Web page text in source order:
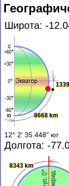
Широта: -
8668 km
12° 2' 35.448" юг
Долгота: -
8343 km